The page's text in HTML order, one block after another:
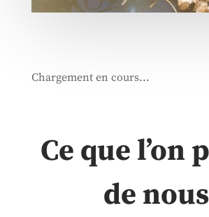
Chargement en cours...
Ce que l’on
de nous